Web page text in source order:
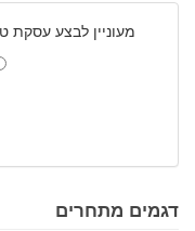
מעוניין לבצע עסקת
דגמים מתחרים